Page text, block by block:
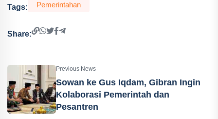
Tags: Pemerintahan
Share:
Previous News
Sowan ke Gus Iqdam, Gibran Ingin
Kolaborasi Pemerintah dan
Pesantren